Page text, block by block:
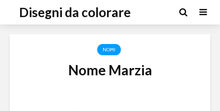
Disegni da colorare
NOMI
Nome Marzia